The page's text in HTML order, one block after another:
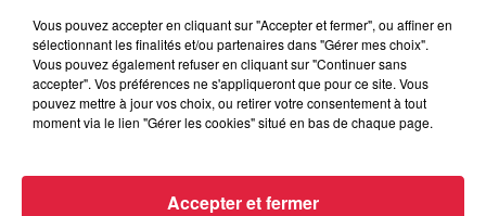
https://www.kisskissbankbank.com/fr/projects/challenge-des-
7-sommets-pour-mon-papa
Publié : 13 janvier 2022 à 11h48 - Modifié : 30 octobre 2025
Vous pouvez accepter en cliquant sur "Accepter et fermer", ou affiner en
sélectionnant les finalités et/ou partenaires dans "Gérer mes choix".
Vous pouvez également refuser en cliquant sur "Continuer sans
accepter". Vos préférences ne s'appliqueront que pour ce site. Vous
pouvez mettre à jour vos choix, ou retirer votre consentement à tout
moment via le lien "Gérer les cookies" situé en bas de chaque page.
Accepter et fermer